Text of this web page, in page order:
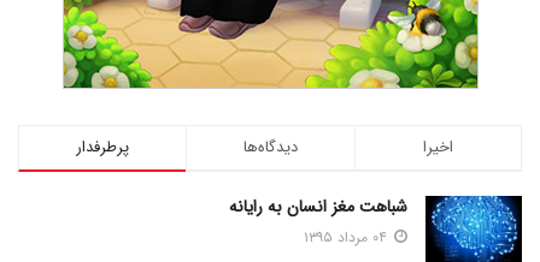
پرطرفدار دیدگاه‌ها اخیرا
شباهت مغز انسان به رایانه